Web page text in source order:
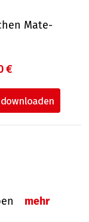
Mate­
€
mehr